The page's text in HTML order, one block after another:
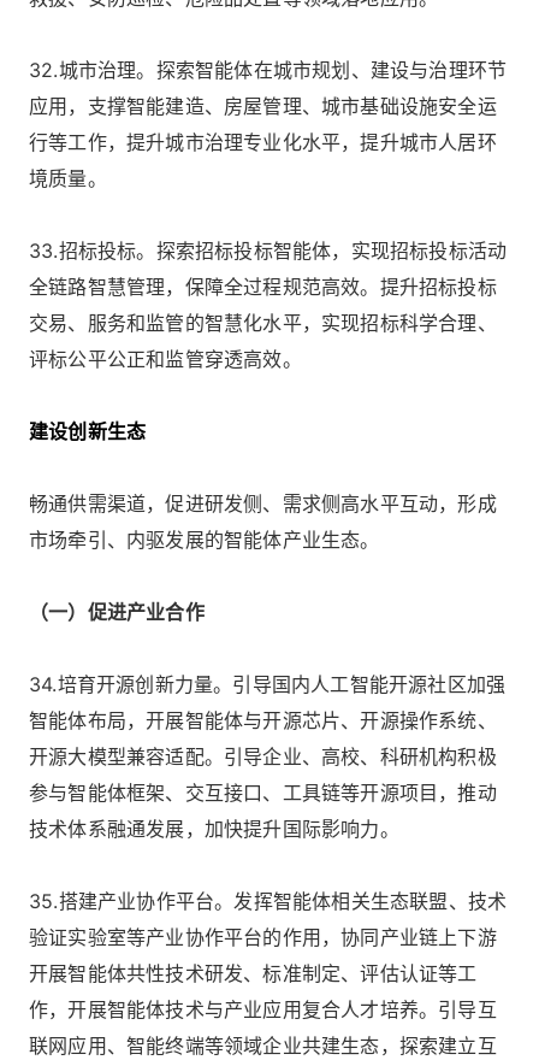
32.城市治理。探索智能体在城市规划、建设与治理环节
应用，支撑智能建造、房屋管理、城市基础设施安全运
行等工作，提升城市治理专业化水平，提升城市人居环
境质量。
33.招标投标。探索招标投标智能体，实现招标投标活动
全链路智慧管理，保障全过程规范高效。提升招标投标
交易、服务和监管的智慧化水平，实现招标科学合理、
评标公平公正和监管穿透高效。
建设创新生态
畅通供需渠道，促进研发侧、需求侧高水平互动，形成
市场牵引、内驱发展的智能体产业生态。
（一）促进产业合作
34.培育开源创新力量。引导国内人工智能开源社区加强
智能体布局，开展智能体与开源芯片、开源操作系统、
开源大模型兼容适配。引导企业、高校、科研机构积极
参与智能体框架、交互接口、工具链等开源项目，推动
技术体系融通发展，加快提升国际影响力。
35.搭建产业协作平台。发挥智能体相关生态联盟、技术
验证实验室等产业协作平台的作用，协同产业链上下游
开展智能体共性技术研发、标准制定、评估认证等工
作，开展智能体技术与产业应用复合人才培养。引导互
联网应用、智能终端等领域企业共建生态，探索建立互